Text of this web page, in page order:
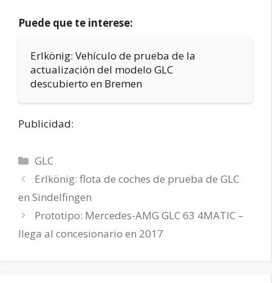
Puede que te interese:
Erlkönig: Vehículo de prueba de la
actualización del modelo GLC
descubierto en Bremen
Publicidad:
Categorías
GLC
Erlkönig: flota de coches de prueba de GLC
en Sindelfingen
Prototipo: Mercedes-AMG GLC 63 4MATIC –
llega al concesionario en 2017